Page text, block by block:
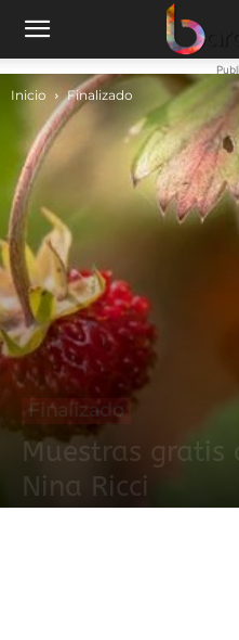
Inicio Finalizado
Finalizado
Muestras gratis
Nina Ricci